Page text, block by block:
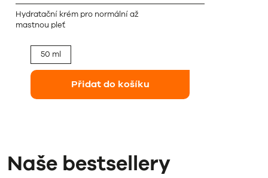
Hydratační krém pro normální až
mastnou pleť
50 ml
Přidat do košíku
Naše bestsellery